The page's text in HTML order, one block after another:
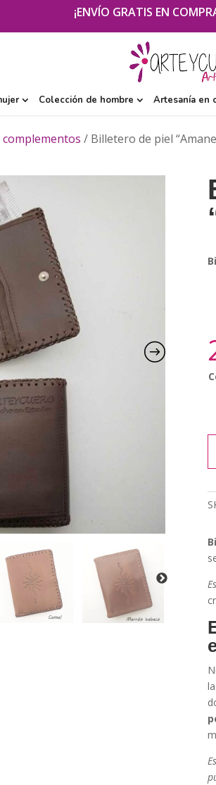
¡ENVÍO GRATIS EN
Colección de hombre Artesanía en
/ Billetero de piel